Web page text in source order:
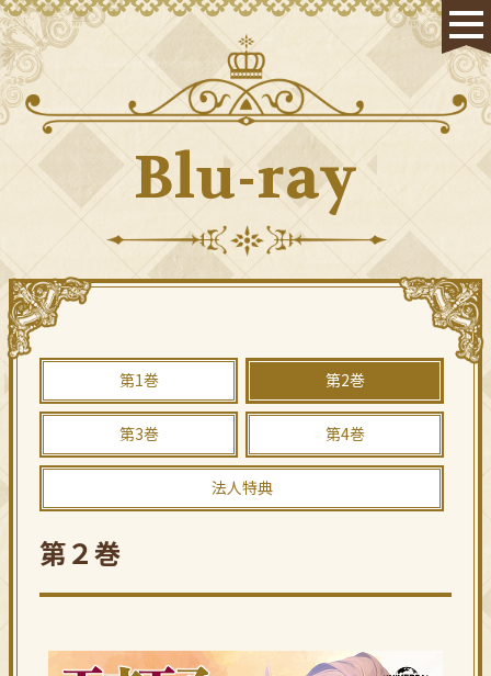
Blu-ray
第1巻 第2巻
第3巻 第4巻
法人特典
第２巻
HOME
NEWS
STAFF & CAST
STORY
CHARACTER
Blu-ray
Official Twitter